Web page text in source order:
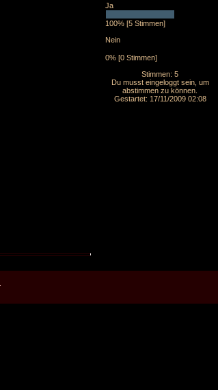
Ja
100% [5 Stimmen]
Nein
0% [0 Stimmen]
Stimmen: 5
Du musst eingeloggt sein, um
abstimmen zu können.
Gestartet: 17/11/2009 02:08